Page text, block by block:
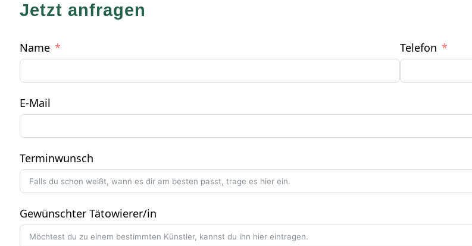
Jetzt anfragen
Name Telefon
E-Mail
Terminwunsch
Gewünschter Tätowierer/in